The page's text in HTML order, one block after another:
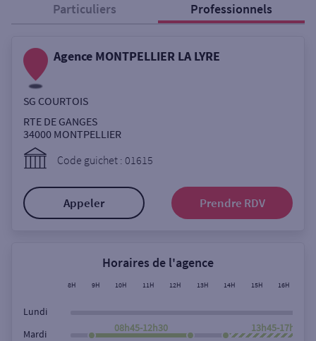
Sélectionnez votre recherche
Ouverte le samedi
ou
Particuliers Professionnels
Agence MONTPELLIER LA LYRE
SG COURTOIS
RTE DE GANGES
34000 MONTPELLIER
Code guichet : 01615
Appeler Prendre RDV
Horaires de l'agence
8H 9H 10H 11H 12H 13H 14H 15H 16H
Lundi
Mardi
08h45-12h30 13h45-17h45